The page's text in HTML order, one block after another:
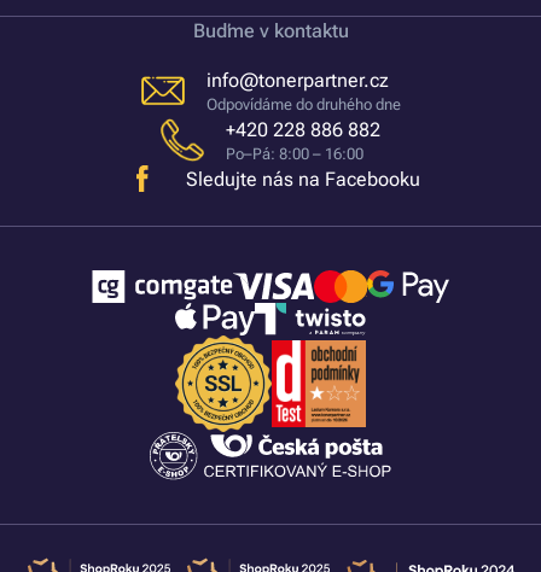
Buďme v kontaktu
info@tonerpartner.cz
Odpovídáme do druhého dne
+420 228 886 882
Po–Pá: 8:00 – 16:00
Sledujte nás na Facebooku